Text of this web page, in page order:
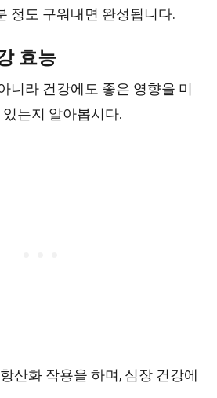
정도 구워내면 완성됩니다.
효능
니라 건강에도 좋은 영향을 미
는지 알아봅시다.
산화 작용을 하며, 심장 건강에